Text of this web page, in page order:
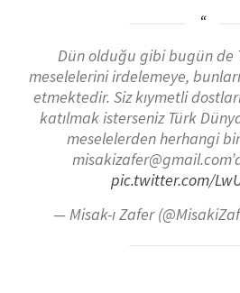
Dün olduğu gibi bugün de
meselelerini irdelemeye,
etmektedir. Siz kıymetli
katılmak isterseniz Türk
meselelerden herhangi
pic.twitter.com/
— Misak-ı Zafer